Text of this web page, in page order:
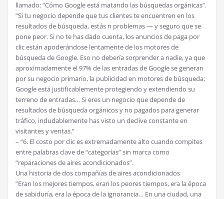
llamado: “Cómo Google está matando las búsquedas orgánicas”.
“Si tu negocio depende que tus clientes te encuentren en los
resultados de búsqueda, estás n problemas — y seguro que se
pone peor. Si no te has dado cuenta, los anuncios de paga por
clic están apoderándose lentamente de los motores de
búsqueda de Google. Eso no debería sorprender a nadie, ya que
aproximadamente el 97% de las entradas de Google se generan
por su negocio primario, la publicidad en motores de búsqueda;
Google está justificablemente protegiendo y extendiendo su
terreno de entradas… Si eres un negocio que depende de
resultados de búsqueda orgánicos y no pagados para generar
tráfico, indudablemente has visto un declive constante en
visitantes y ventas.”
– “6. El costo por clic es extremadamente alto cuando compites
entre palabras clave de “categorías” sin marca como
“reparaciones de aires acondicionados”.
Una historia de dos compañías de aires acondicionados
“Eran los mejores tiempos, eran los peores tiempos, era la época
de sabiduría, era la época de la ignorancia… En una ciudad, una